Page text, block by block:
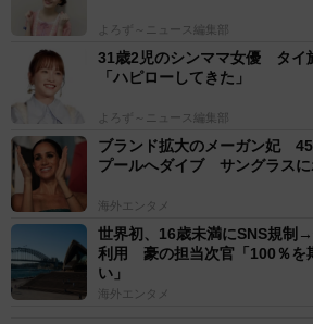
よろず～ニュース編集部
31歳2児のシンママ女優 タイ
「ハピローしてきた」
よろず～ニュース編集部
ブランド拡大のメーガン妃
プールへダイブ サングラスに
海外エンタメ
世界初、16歳未満にSNS規制
利用 豪の担当次官「100％を
い」
海外エンタメ